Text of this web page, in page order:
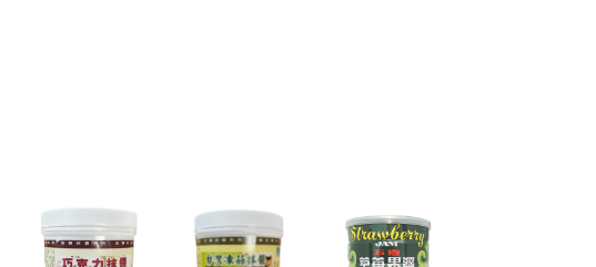
免運費